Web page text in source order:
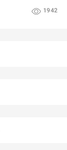
1942